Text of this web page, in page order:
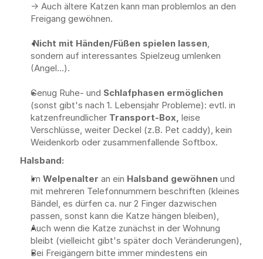
-> Auch ältere Katzen kann man problemlos an den
Freigang gewöhnen.
Nicht mit Händen/Füßen spielen lassen,
sondern auf interessantes Spielzeug umlenken
(Angel...).
Genug Ruhe- und Schlafphasen ermöglichen
(sonst gibt's nach 1. Lebensjahr Probleme): evtl. in
katzenfreundlicher Transport-Box, leise
Verschlüsse, weiter Deckel (z.B. Pet caddy), kein
Weidenkorb oder zusammenfallende Softbox.
Halsband:
Im Welpenalter an ein Halsband gewöhnen und
mit mehreren Telefonnummern beschriften (kleines
Bändel, es dürfen ca. nur 2 Finger dazwischen
passen, sonst kann die Katze hängen bleiben),
Auch wenn die Katze zunächst in der Wohnung
bleibt (vielleicht gibt's später doch Veränderungen),
Bei Freigängern bitte immer mindestens ein